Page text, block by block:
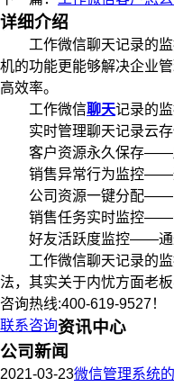
详细介绍
工作微信聊天记录的监
机的功能更能够解决企业
高效率。
工作微信聊天记录的
实时管理聊天记录云存
客户资源永久保存——所
销售异常行为监控——通
公司资源一键分配——公
销售任务实时监控——公
好友活跃度监控——通过
工作微信聊天记录的监
法，其实关于内忧方面老
咨询热线:400-619-9527！
联系咨询资讯中心
公司新闻
2021-03-23微信管理系统